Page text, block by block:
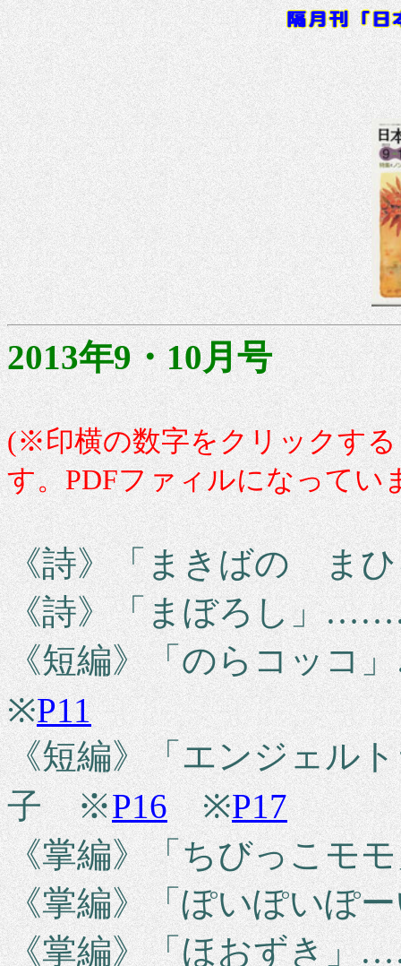
2013年9・10月号
(※印横の数字をクリックす
す。PDFファィルになってい
《詩》「まきばの ま
《詩》「まぼろし」
《短編》「のらコッ
※P11
《短編》「エンジェル
子 ※P16※P17
《掌編》「ちびっこモ
《掌編》「ぽいぽいぽ
《掌編》「ほおずき」